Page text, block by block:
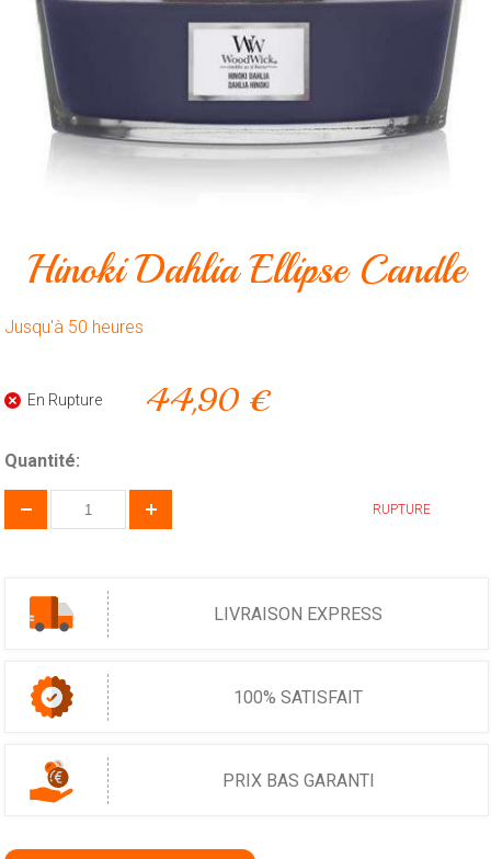
Animalerie
Outillage
Produits
ménagers
Hinoki Dahlia Ellipse Candle
Jusqu'à 50 heures
En Rupture 44,90 €
Quantité:
RUPTURE
LIVRAISON EXPRESS
100% SATISFAIT
PRIX BAS GARANTI